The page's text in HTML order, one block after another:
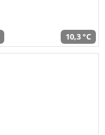
10,3 °C